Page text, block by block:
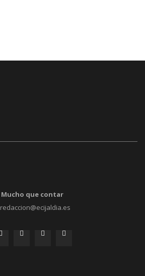
Mucho que contar
redaccion@ecijaldia.es